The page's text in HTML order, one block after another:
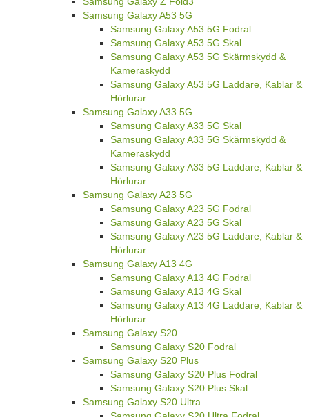
Samsung Galaxy A53 5G
Samsung Galaxy A53 5G Fodral
Samsung Galaxy A53 5G Skal
Samsung Galaxy A53 5G Skärmskydd &
Kameraskydd
Samsung Galaxy A53 5G Laddare, Kablar &
Hörlurar
Samsung Galaxy A33 5G
Samsung Galaxy A33 5G Skal
Samsung Galaxy A33 5G Skärmskydd &
Kameraskydd
Samsung Galaxy A33 5G Laddare, Kablar &
Hörlurar
Samsung Galaxy A23 5G
Samsung Galaxy A23 5G Fodral
Samsung Galaxy A23 5G Skal
Samsung Galaxy A23 5G Laddare, Kablar &
Hörlurar
Samsung Galaxy A13 4G
Samsung Galaxy A13 4G Fodral
Samsung Galaxy A13 4G Skal
Samsung Galaxy A13 4G Laddare, Kablar &
Hörlurar
Samsung Galaxy S20
Samsung Galaxy S20 Fodral
Samsung Galaxy S20 Plus
Samsung Galaxy S20 Plus Fodral
Samsung Galaxy S20 Plus Skal
Samsung Galaxy S20 Ultra